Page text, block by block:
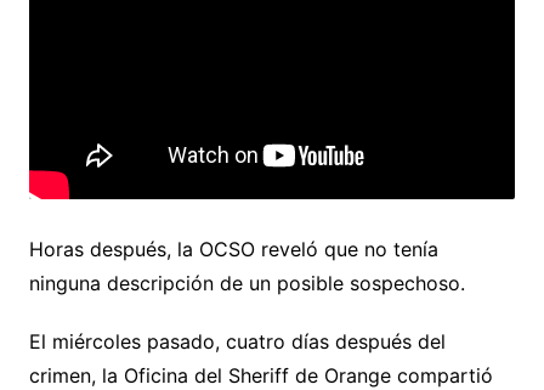
Horas después, la OCSO reveló que no tenía
ninguna descripción de un posible sospechoso.
El miércoles pasado, cuatro días después del
crimen, la Oficina del Sheriff de Orange compartió